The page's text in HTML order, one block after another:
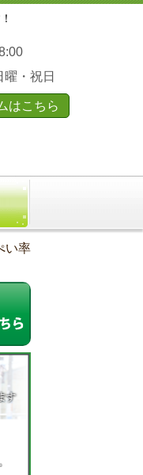
曜・祝日
はこちら
い率